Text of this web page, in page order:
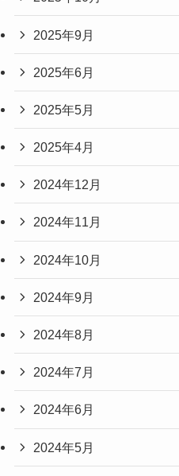
2025年9月
2025年6月
2025年5月
2025年4月
2024年12月
2024年11月
2024年10月
2024年9月
2024年8月
2024年7月
2024年6月
2024年5月